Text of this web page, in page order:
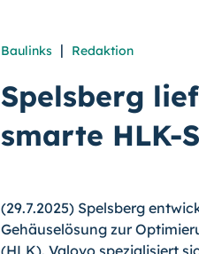
Baulinks | Redaktion
Spelsberg
smarte HLK-
(29.7.2025) Spelsberg
Gehäuselösung zur